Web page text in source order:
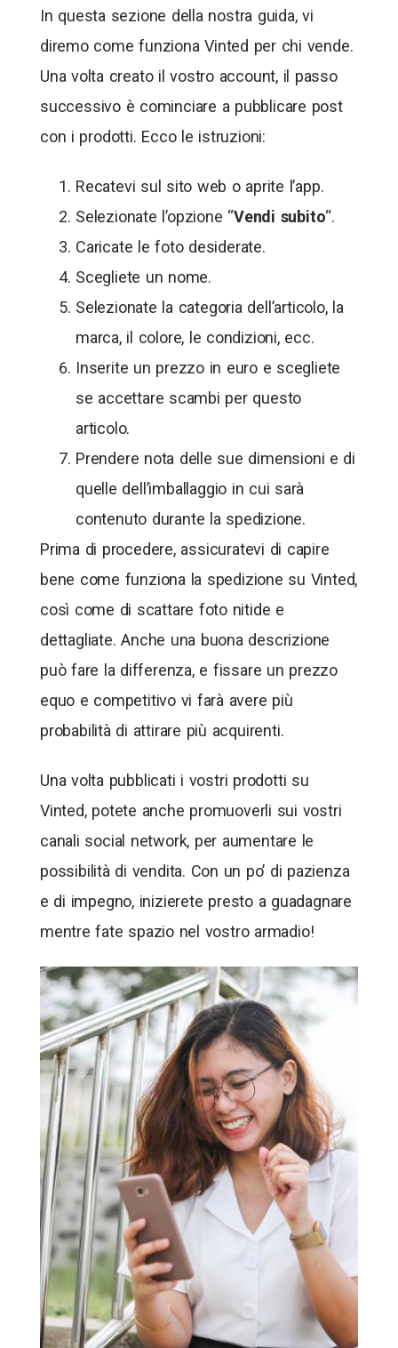
In questa sezione della nostra guida, vi
diremo come funziona Vinted per chi vende.
Una volta creato il vostro account, il passo
successivo è cominciare a pubblicare post
con i prodotti. Ecco le istruzioni:
Recatevi sul sito web o aprite l’app.
Selezionate l’opzione “Vendi subito“.
Caricate le foto desiderate.
Scegliete un nome.
Selezionate la categoria dell’articolo, la
marca, il colore, le condizioni, ecc.
Inserite un prezzo in euro e scegliete
se accettare scambi per questo
articolo.
Prendere nota delle sue dimensioni e di
quelle dell’imballaggio in cui sarà
contenuto durante la spedizione.
Prima di procedere, assicuratevi di capire
bene come funziona la spedizione su Vinted,
così come di scattare foto nitide e
dettagliate. Anche una buona descrizione
può fare la differenza, e fissare un prezzo
equo e competitivo vi farà avere più
probabilità di attirare più acquirenti.
Una volta pubblicati i vostri prodotti su
Vinted, potete anche promuoverli sui vostri
canali social network, per aumentare le
possibilità di vendita. Con un po’ di pazienza
e di impegno, inizierete presto a guadagnare
mentre fate spazio nel vostro armadio!